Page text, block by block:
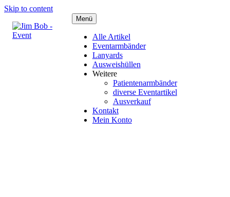
Skip to content
Menü
Alle Artikel
Eventarmbänder
Lanyards
Ausweishüllen
Weitere
Patientenarmbänder
diverse Eventartikel
Ausverkauf
Kontakt
Mein Konto